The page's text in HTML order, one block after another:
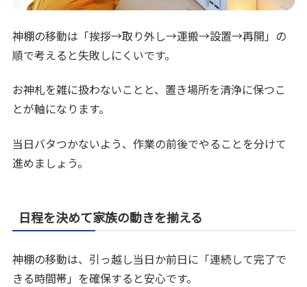
神棚の移動は「挨拶→取り外し→運搬→設置→再開」の
順で考えると失敗しにくいです。
お神札を雑に扱わないことと、置き場所を清浄に保つこ
とが軸になります。
当日バタつかないよう、作業の前後でやることを分けて
進めましょう。
日程を決めて家族の動きを揃える
神棚の移動は、引っ越し当日か前日に「連続して完了で
きる時間帯」を確保すると安心です。